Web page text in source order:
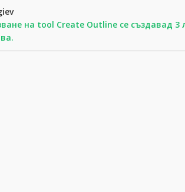
на tool Create Outline се създавад 3